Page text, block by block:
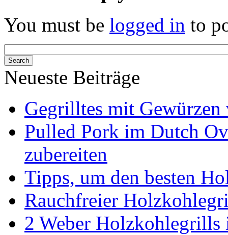
You must be logged in to
Neueste Beiträge
Gegrilltes mit
Pulled Pork im Dutch
zubereiten
Tipps, um den besten
Rauchfreier
2 Weber Holzkohlegrills